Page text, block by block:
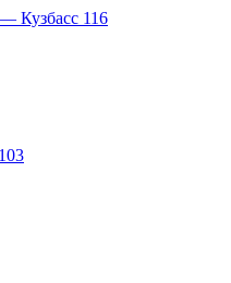
Кузбасс 116
103